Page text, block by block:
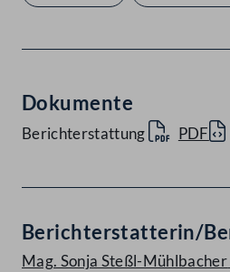
Dokumente
Berichterstattung PDF
Berichterstatterin/
Mag. Sonja Steßl-Mühlbacher